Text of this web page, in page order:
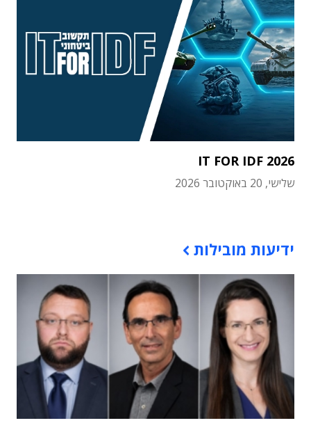
IT FOR IDF 2026
שלישי, 20 באוקטובר 2026
ידיעות מובילות